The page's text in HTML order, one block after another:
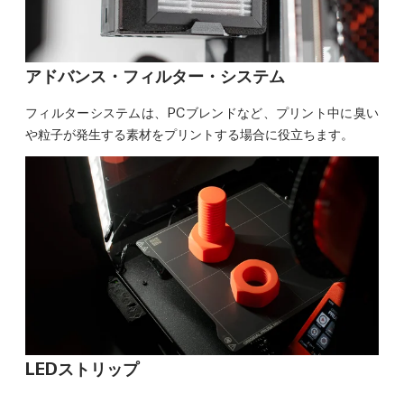
アドバンス・フィルター・システム
フィルターシステムは、PCブレンドなど、プリント中に臭い
や粒子が発生する素材をプリントする場合に役立ちます。
LEDストリップ